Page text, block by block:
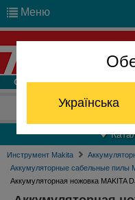
Українська
Меню
Отдел
Инструмент Makita
Аккумуляторные сабельные пилы
Аккумуляторная ножовка MAKITA